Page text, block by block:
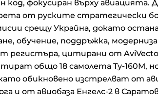
код, фокусиран върху авиацията.
от руските стратегически
срещу Украйна, докато
обучение, поддръжка,
регистъра, цитирани от
общо 18 самолета Ту-160М,
обикновено изстрелват от
и от авиобаза Енгелс-2 в